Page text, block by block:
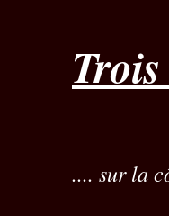
.... sur la